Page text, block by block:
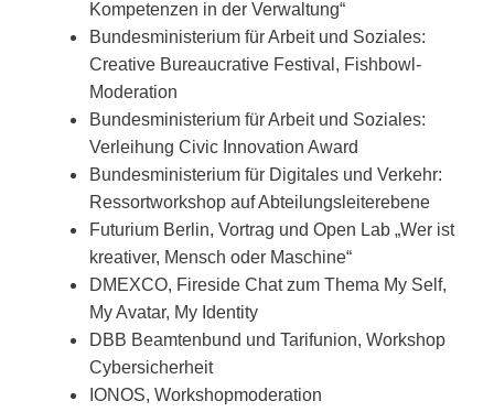
Kompetenzen in der Verwaltung“
Bundesministerium für Arbeit und Soziales:
Creative Bureaucrative Festival, Fishbowl-
Moderation
Bundesministerium für Arbeit und Soziales:
Verleihung Civic Innovation Award
Bundesministerium für Digitales und Verkehr:
Ressortworkshop auf Abteilungsleiterebene
Futurium Berlin, Vortrag und Open Lab „Wer ist
kreativer, Mensch oder Maschine“
DMEXCO, Fireside Chat zum Thema My Self,
My Avatar, My Identity
DBB Beamtenbund und Tarifunion, Workshop
Cybersicherheit
IONOS, Workshopmoderation